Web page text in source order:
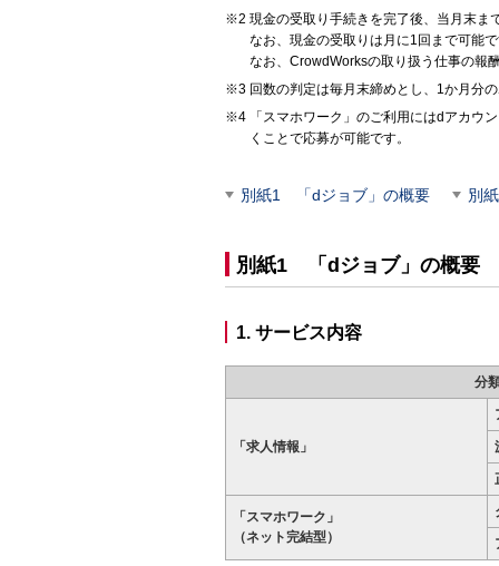
現金の受取り手続きを完了後、当月末ま
なお、現金の受取りは月に1回まで可能で
なお、CrowdWorksの取り扱う仕事の報
回数の判定は毎月末締めとし、1か月分
「スマホワーク」のご利用にはdアカウ
くことで応募が可能です。
別紙1 「dジョブ」の概要 別
別紙1 「dジョブ」の概要
1. サービス内容
分
「求人情報」
「スマホワーク」
（ネット完結型）